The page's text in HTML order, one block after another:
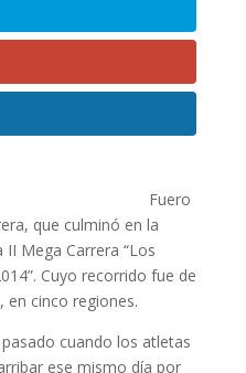
Fuero
que culminó en la
II Mega Carrera “Los
Cuyo recorrido fue de
cinco regiones.
cuando los atletas
ese mismo día por